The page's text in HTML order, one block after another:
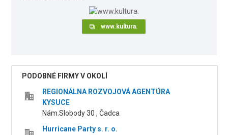
www.kultura.
PODOBNÉ FIRMY V OKOLÍ
REGIONÁLNA ROZVOJOVÁ AGENTÚRA
KYSUCE
Nám.Slobody 30 , Čadca
Hurricane Party s. r. o.